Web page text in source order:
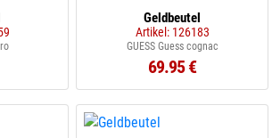
Geldbeutel
Artikel: 126183
GUESS Guess cognac
69.95 €